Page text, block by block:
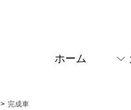
ホーム
> 完成車